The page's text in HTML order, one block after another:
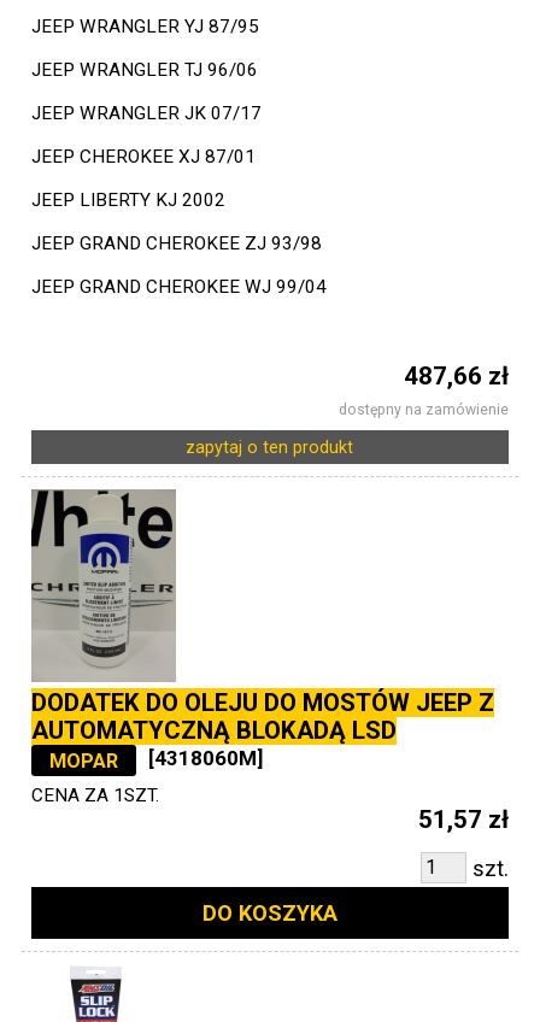
JEEP WRANGLER YJ 87/95
JEEP WRANGLER TJ 96/06
JEEP WRANGLER JK 07/17
JEEP CHEROKEE XJ 87/01
JEEP LIBERTY KJ 2002
JEEP GRAND CHEROKEE ZJ 93/98
JEEP GRAND CHEROKEE WJ 99/04
487,66 zł
dostępny na zamówienie
zapytaj o ten produkt
DODATEK DO OLEJU DO MOSTÓW JEEP Z
AUTOMATYCZNĄ BLOKADĄ LSD
MOPAR [4318060M]
CENA ZA 1SZT.
51,57 zł
szt.
DO KOSZYKA